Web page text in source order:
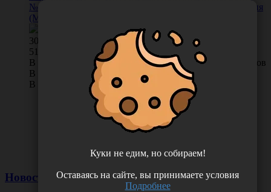
№15-40, длина 25 мм, ISO-15-40, 6 шт/упаковка, Япония
(Mani, Inc.)
307.00
51.17 руб. шт
0 отзывов
В КОРЗИНУ
В наличии во Владивостоке 4 упак.
В наличии в Хабаровске 0 упак.
Новости
Куки не едим, но собираем!
Оставаясь на сайте, вы принимаете условия
Подробнее